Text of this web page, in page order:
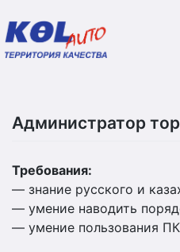
content
Администратор
Требования:
— знание русского и
— умение наводить
— умение пользования